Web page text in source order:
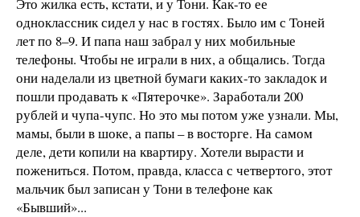
одноклассник сидел у нас в гостях. Было им с Тоней
лет по 8–9. И папа наш забрал у них мобильные
телефоны. Чтобы не играли в них, а общались. Тогда
они наделали из цветной бумаги каких-то закладок и
пошли продавать к «Пятерочке». Заработали 200
рублей и чупа-чупс. Но это мы потом уже узнали. Мы,
мамы, были в шоке, а папы – в восторге. На самом
деле, дети копили на квартиру. Хотели вырасти и
пожениться. Потом, правда, класса с четвертого, этот
мальчик был записан у Тони в телефоне как
«Бывший»...